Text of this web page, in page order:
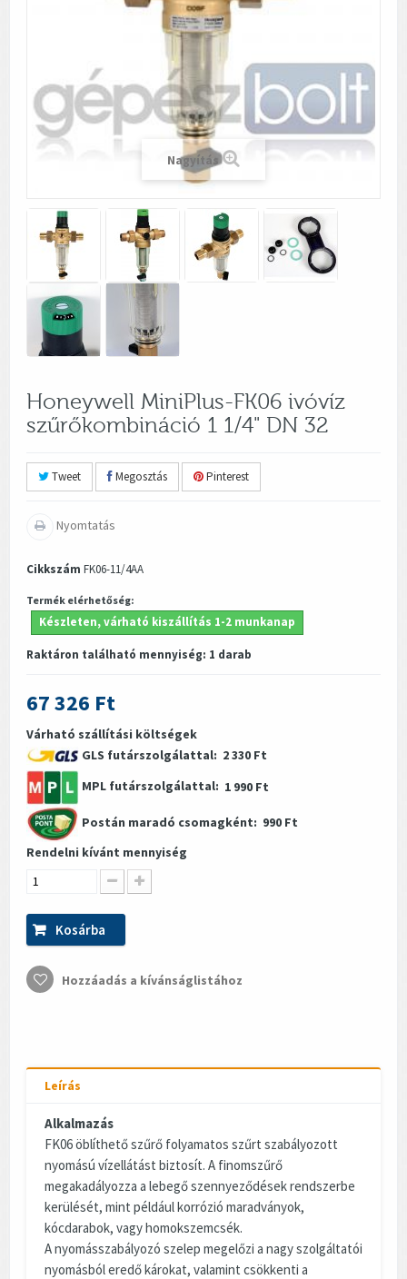
Nagyítás
Honeywell MiniPlus-FK06 ivóvíz
szűrőkombináció 1 1/4" DN 32
Tweet Megosztás Pinterest
Nyomtatás
Cikkszám FK06-11/4AA
Termék elérhetőség:
Készleten, várható kiszállítás 1-2 munkanap
Raktáron található mennyiség: 1 darab
67 326 Ft
Várható szállítási költségek
GLS futárszolgálattal: 2 330 Ft
MPL futárszolgálattal: 1 990 Ft
Postán maradó csomagként: 990 Ft
Rendelni kívánt mennyiség
Kosárba
Hozzáadás a kívánságlistához
Leírás
Alkalmazás
FK06 öblíthető szűrő folyamatos szűrt szabályozott
nyomású vízellátást biztosít. A finomszűrő
megakadályozza a lebegő szennyeződések rendszerbe
kerülését, mint például korrózió maradványok,
kócdarabok, vagy homokszemcsék.
A nyomásszabályozó szelep megelőzi a nagy szolgáltatói
nyomásból eredő károkat, valamint csökkenti a